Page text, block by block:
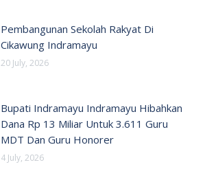
Pembangunan Sekolah Rakyat Di
Cikawung Indramayu
20 July, 2026
Bupati Indramayu Indramayu Hibahkan
Dana Rp 13 Miliar Untuk 3.611 Guru
MDT Dan Guru Honorer
4 July, 2026